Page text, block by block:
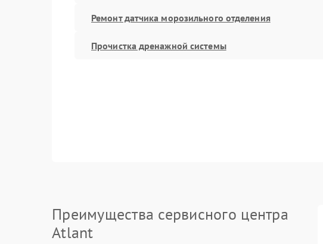
Ремонт датчика морозильного отделения
Прочистка дренажной системы
Преимущества сервисного центра
Atlant